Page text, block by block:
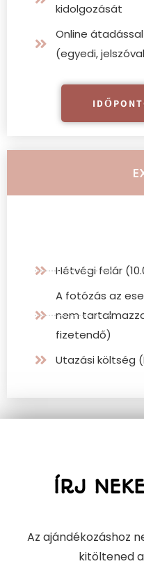
kidolgozását
Online
(egyedi,
Hétvégi felár
A fotózás az
nem
fizetendő)
Utazási költség
ÍRJ
Az ajándékozáshoz
kitöltened